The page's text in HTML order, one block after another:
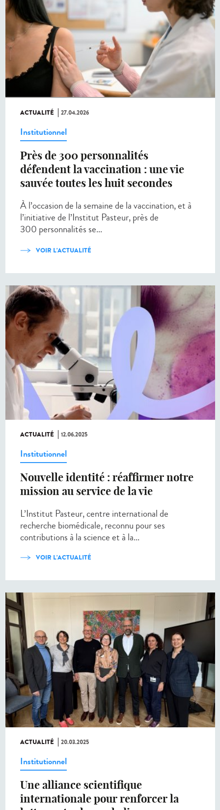
ACTUALITÉ 27.04.2026
Institutionnel
Près de 300 personnalités
défendent la vaccination : une vie
sauvée toutes les huit secondes
À l’occasion de la semaine de la vaccination, et à
l’initiative de l’Institut Pasteur, près de
300 personnalités se...
VOIR L'ACTUALITÉ
ACTUALITÉ 12.06.2025
Institutionnel
Nouvelle identité : réaffirmer notre
mission au service de la vie
L’Institut Pasteur, centre international de
recherche biomédicale, reconnu pour ses
contributions à la science et à la...
VOIR L'ACTUALITÉ
ACTUALITÉ 20.03.2025
Institutionnel
Une alliance scientifique
internationale pour renforcer la